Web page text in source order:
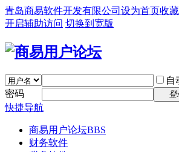
青岛商易软件开发有限公司 设为首页收
开启辅助访问 切换到宽版
自
密码
登
快捷导航
商易用户论坛BBS
财务软件